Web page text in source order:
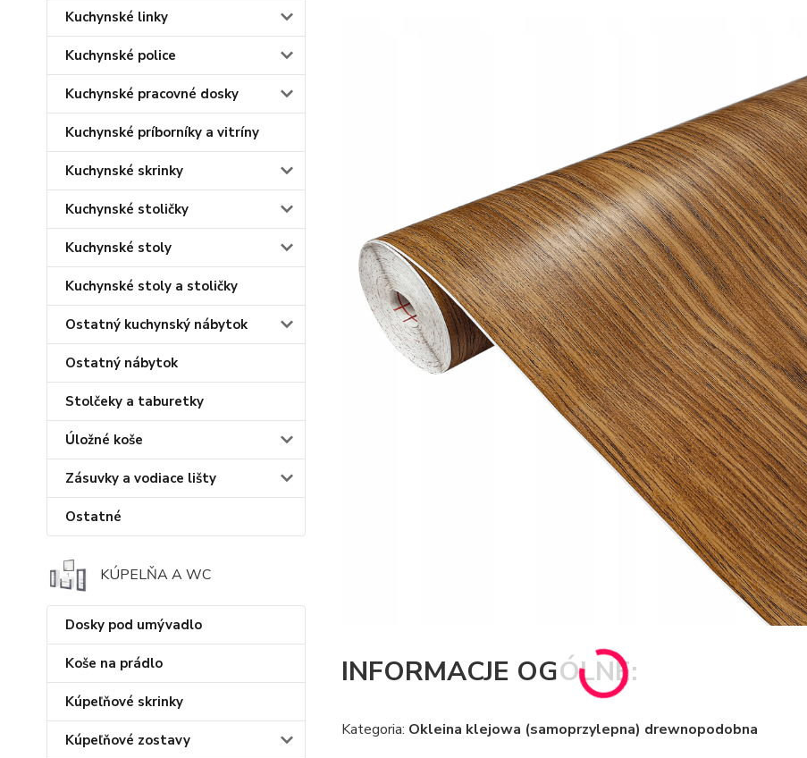
Kuchynské linky
Kuchynské police
Kuchynské pracovné dosky
Kuchynské príborníky a vitríny
Kuchynské skrinky
Kuchynské stoličky
Kuchynské stoly
Kuchynské stoly a stoličky
Ostatný kuchynský nábytok
Ostatný nábytok
Stolčeky a taburetky
Úložné koše
Zásuvky a vodiace lišty
Ostatné
KÚPELŇA A WC
Dosky pod umývadlo
Koše na prádlo
Kúpeľňové skrinky
Kúpeľňové zostavy
INFORMACJE OGÓLNE:
Kategoria: Okleina klejowa (samoprzylepna) drewnopodobna